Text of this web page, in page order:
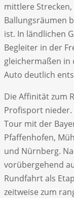
mittlere
Ballungsräumen
ist. In ländlichen
Begleiter in der
gleichermaßen
Auto deutlich
Die Affinität zum
Profisport nieder.
Tour mit der
Pfaffenhofen,
und Nürnberg.
vorübergehend
Rundfahrt als
zeitweise zum